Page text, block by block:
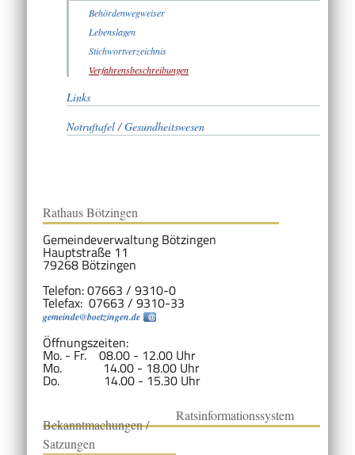
Behördenwegweiser
Lebenslagen
Stichwortverzeichnis
Verfahrensbeschreibungen
Links
Notruftafel / Gesundheitswesen
Rathaus Bötzingen
Gemeindeverwaltung Bötzingen
Hauptstraße 11
79268 Bötzingen
Telefon: 07663 / 9310-0
Telefax: 07663 / 9310-33
gemeinde@boetzingen.de
Öffnungszeiten:
Mo. - Fr. 08.00 - 12.00 Uhr
Mo. 14.00 - 18.00 Uhr
Do. 14.00 - 15.30 Uhr
Bekanntmachungen /
Satzungen
Ratsinformationssystem